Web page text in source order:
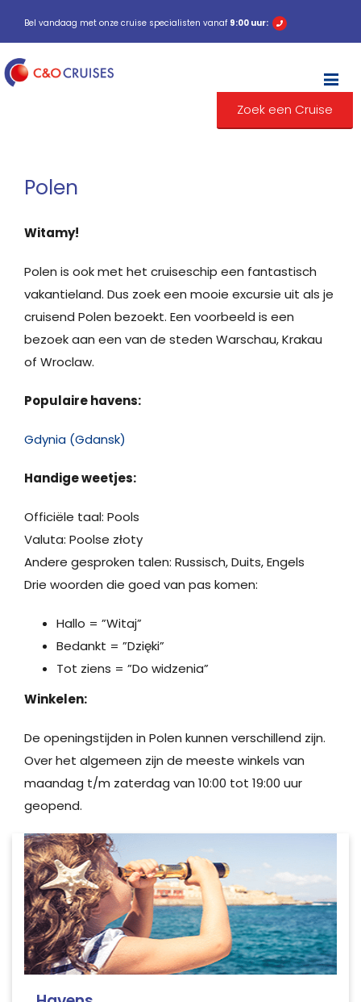
Bel vandaag met onze cruise specialisten vanaf 9:00 uur:
Zoek een Cruise
Polen
Witamy!
Polen is ook met het cruiseschip een fantastisch
vakantieland. Dus zoek een mooie excursie uit als je
cruisend Polen bezoekt. Een voorbeeld is een
bezoek aan een van de steden Warschau, Krakau
of Wroclaw.
Populaire havens:
Gdynia (Gdansk)
Handige weetjes:
Officiële taal: Pools
Valuta: Poolse złoty
Andere gesproken talen: Russisch, Duits, Engels
Drie woorden die goed van pas komen:
Hallo = ”Witaj”
Bedankt = ”Dzięki”
Tot ziens = ”Do widzenia”
Winkelen:
De openingstijden in Polen kunnen verschillend zijn.
Over het algemeen zijn de meeste winkels van
maandag t/m zaterdag van 10:00 tot 19:00 uur
geopend.